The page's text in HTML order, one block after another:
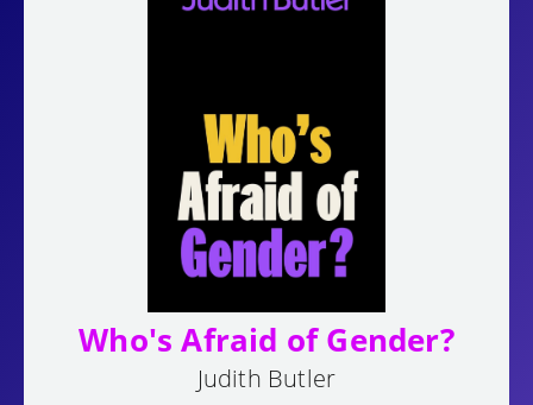
Who's Afraid of Gender?
Judith Butler